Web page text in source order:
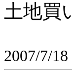
土地買
2007/7/